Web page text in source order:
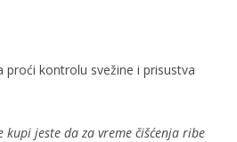
kontrolu svežine i prisustva
jeste da za vreme čišćenja ribe